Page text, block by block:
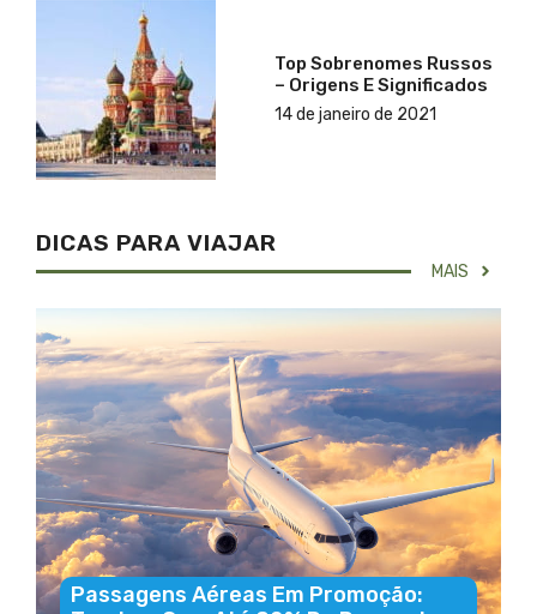
Top Sobrenomes Russos
– Origens E Significados
14 de janeiro de 2021
DICAS PARA VIAJAR
MAIS
Passagens Aéreas Em Promoção: